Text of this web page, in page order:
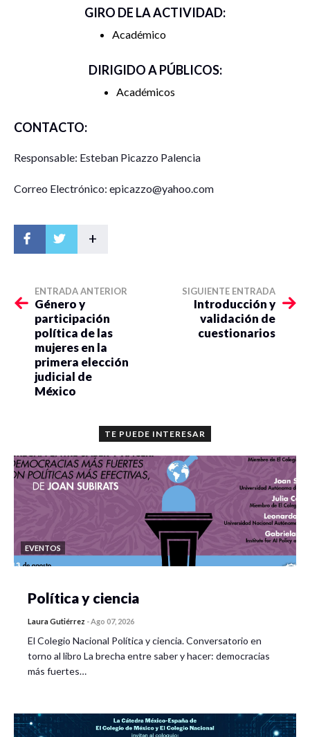
GIRO DE LA ACTIVIDAD:
Académico
DIRIGIDO A PÚBLICOS:
Académicos
CONTACTO:
Responsable: Esteban Picazzo Palencia
Correo Electrónico: epicazzo@yahoo.com
+
ENTRADA ANTERIOR
Género y
participación
política de las
mujeres en la
primera elección
judicial de
México
SIGUIENTE ENTRADA
Introducción y
validación de
cuestionarios
TE PUEDE INTERESAR
EVENTOS
Política y ciencia
Laura Gutiérrez -Ago 07, 2026
El Colegio Nacional Política y ciencia. Conversatorio en
torno al libro La brecha entre saber y hacer: democracias
más fuertes…